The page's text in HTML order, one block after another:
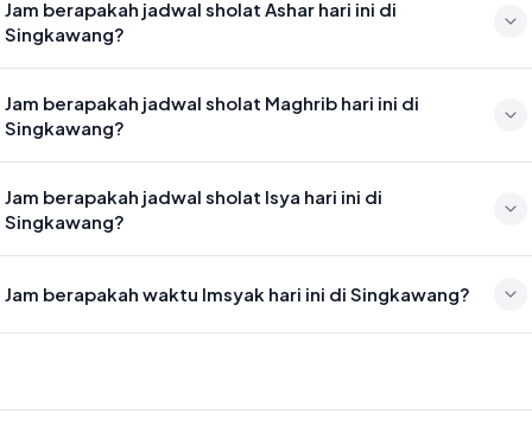
Jam berapakah jadwal sholat Ashar hari ini di
Singkawang?
Jam berapakah jadwal sholat Maghrib hari ini di
Singkawang?
Jam berapakah jadwal sholat Isya hari ini di
Singkawang?
Jam berapakah waktu Imsyak hari ini di Singkawang?